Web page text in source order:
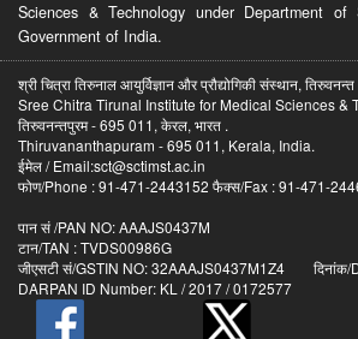
Sciences & Technology under Department of
Government of India.
श्री चित्रा तिरुनाल आयुर्विज्ञान और प्रौद्योगिकी संस्थान, तिरुवनन्त
Sree Chitra Tirunal Institute for Medical Sciences &
तिरुवनन्तपुरम - 695 011, केरल, भारत .
Thiruvananthapuram - 695 011, Kerala, India.
ईमेल / Email:sct@sctimst.ac.in
फोण/Phone : 91-471-2443152 फैक्स/Fax : 91-471-
पान सं /PAN NO: AAAJS0437M
टान/TAN : TVDS00986G
जीएसटी सं/GSTIN NO: 32AAAJS0437M1Z4 दिनांक/
DARPAN ID Number: KL / 2017 / 0172577